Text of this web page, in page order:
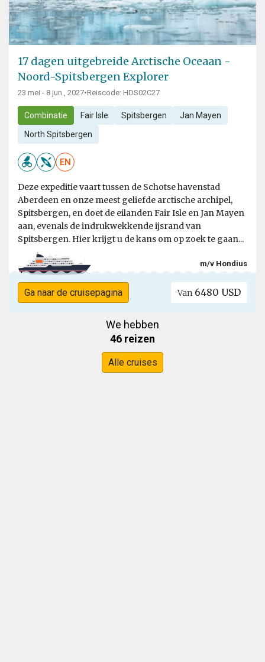
17 dagen uitgebreide Arctische Oceaan -
Noord-Spitsbergen Explorer
23 mei - 8 jun., 2027•Reiscode: HDS02C27
Combinatie Fair Isle Spitsbergen Jan Mayen
North Spitsbergen
EN
Deze expeditie vaart tussen de Schotse havenstad
Aberdeen en onze meest geliefde arctische archipel,
Spitsbergen, en doet de eilanden Fair Isle en Jan Mayen
aan, evenals de indrukwekkende ijsrand van
Spitsbergen. Hier krijgt u de kans om op zoek te gaan...
m/v Hondius
Ga naar de cruisepagina Van 6480 USD
We hebben
46 reizen
Alle cruises